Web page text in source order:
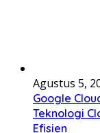
Agustus 5,
Google
Teknologi
Efisien